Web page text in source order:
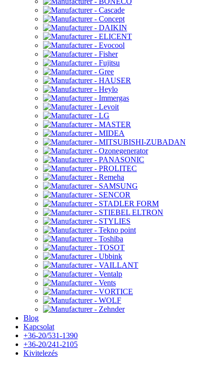
Blog
Kapcsolat
+36-20/531-1390
+36-20/241-2105
Kivitelezés